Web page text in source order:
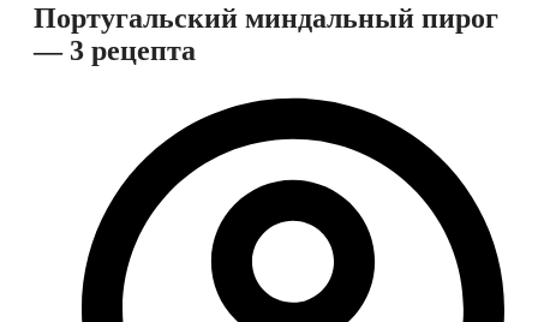
Португальский миндальный пирог
— 3 рецепта